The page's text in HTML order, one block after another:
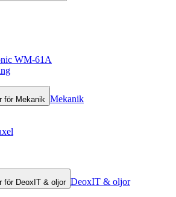
WM-61A
för Mekanik Mekanik
för DeoxIT & oljor DeoxIT & oljor